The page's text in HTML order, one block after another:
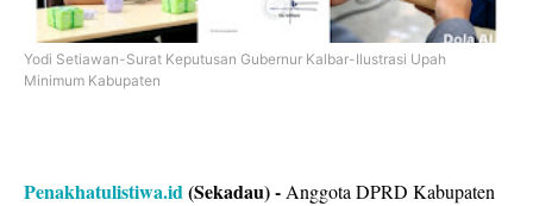
Yodi Setiawan-Surat Keputusan Gubernur Kalbar-Ilustrasi Upah
Minimum Kabupaten
Penakhatulistiwa.id(Sekadau) - Anggota DPRD Kabupaten